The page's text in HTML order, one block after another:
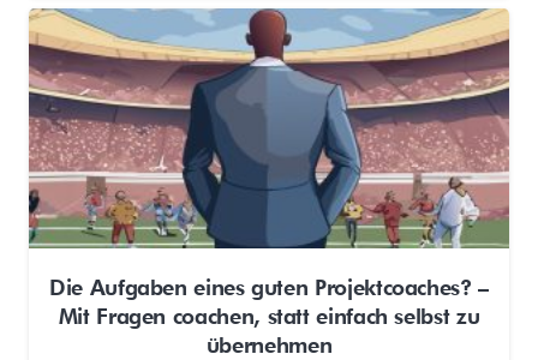
Die Aufgaben eines guten Projektcoaches? –
Mit Fragen coachen, statt einfach selbst zu
übernehmen